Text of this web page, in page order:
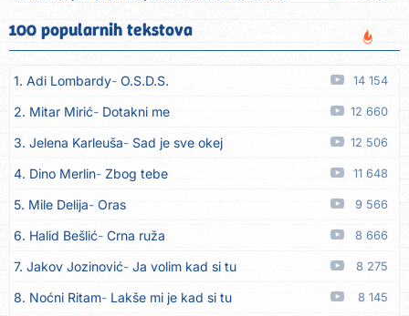
10. Gustafi Imala je oči pospane
11. Marko Nedug Pjesma za tebe 06.08
12. Bruno Krajcar Pozitiva 06.08
13. Bruno Krajcar Za nas 06.08
14. Tereza Kesovija Da li ću moći 06.08
15. Lidija Bačić Neka se vino toči (Nazdravlje) 06.08
16. Karin Kuljanić Nisi zavridel 06.08
17. Tamara Brusić Nigdi ni lipo ko doma 06.08
18. Tamara Brusić Biž´mo ća 06.08
19. Rusko Richie Bila si, bila 06.08
100 popularnih tekstova
1. Adi Lombardy O.S.D.S. 14 154
2. Mitar Mirić Dotakni me 12 660
3. Jelena Karleuša Sad je sve okej 12 506
4. Dino Merlin Zbog tebe 11 648
5. Mile Delija Oras 9 566
6. Halid Bešlić Crna ruža 8 666
7. Jakov Jozinović Ja volim kad si tu 8 275
8. Noćni Ritam Lakše mi je kad si tu 8 145